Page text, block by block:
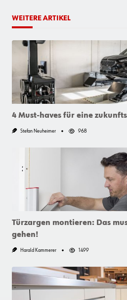
WEITERE ARTIKEL
4 Must-haves für eine
Stefan Neuheimer 968
Türzargen montieren: Das
gehen!
Harald Kammerer 1499